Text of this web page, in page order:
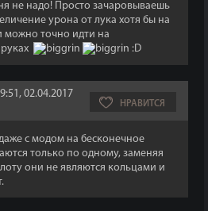
не надо! Просто зачаровываешь
урона от лука хотя бы на
можно точно идти на
:D
02.04.2017
НРАВИТСЯ
с модом на бесконечное
только по одному, заменяя
они не являются кольцами и